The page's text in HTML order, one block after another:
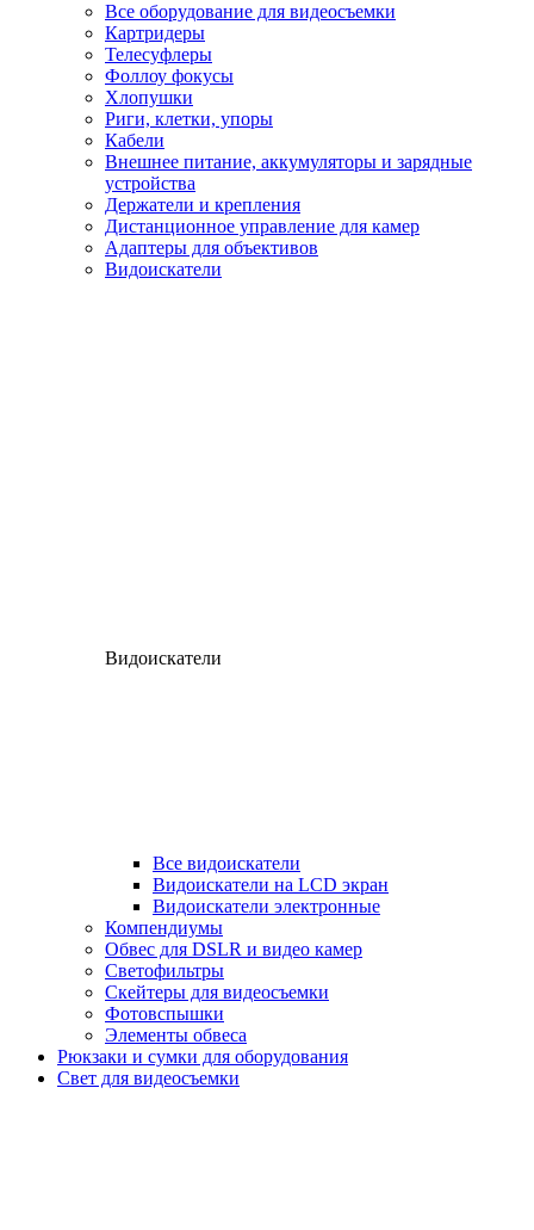
Все оборудование для видеосъемки
Картридеры
Телесуфлеры
Фоллоу фокусы
Хлопушки
Риги, клетки, упоры
Кабели
Внешнее питание, аккумуляторы и зарядные
устройства
Держатели и крепления
Дистанционное управление для камер
Адаптеры для объективов
Видоискатели
Видоискатели
Все видоискатели
Видоискатели на LCD экран
Видоискатели электронные
Компендиумы
Обвес для DSLR и видео камер
Светофильтры
Скейтеры для видеосъемки
Фотовспышки
Элементы обвеса
Рюкзаки и сумки для оборудования
Свет для видеосъемки